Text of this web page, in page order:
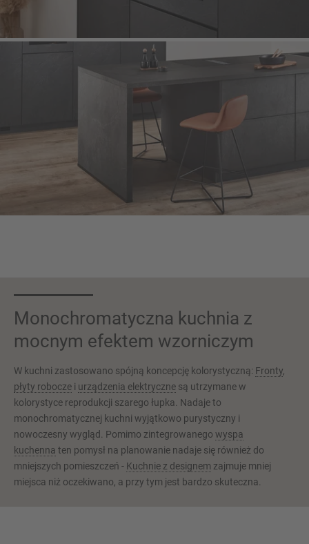
Monochromatyczna kuchnia z
mocnym efektem wzorniczym
W kuchni zastosowano spójną koncepcję kolorystyczną: Fronty,
płyty robocze i urządzenia elektryczne są utrzymane w
kolorystyce reprodukcji szarego łupka. Nadaje to
monochromatycznej kuchni wyjątkowo purystyczny i
nowoczesny wygląd. Pomimo zintegrowanego wyspa
kuchenna ten pomysł na planowanie nadaje się również do
mniejszych pomieszczeń - Kuchnie z designem zajmuje mniej
miejsca niż oczekiwano, a przy tym jest bardzo skuteczna.